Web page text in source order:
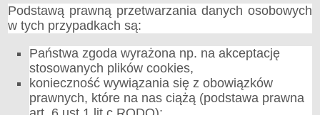
Oferty Publiczne
PUBLICZNIE DOSTĘPNY WYKAZ DANYCH O ŚRODOWISKU
Decyzje
Postanowienia
Inne
Projekty polityk, strategii, planów lub programów
Podstawą prawną przetwarzania danych osobowych
w tych przypadkach są:
Państwa zgoda wyrażona np. na akceptację
stosowanych plików cookies,
konieczność wywiązania się z obowiązków
prawnych, które na nas ciążą (podstawa prawna